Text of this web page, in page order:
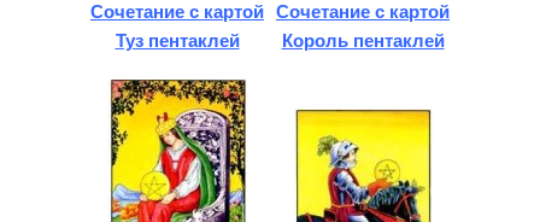
Сочетание с картой
Туз пентаклей
Сочетание с картой
Король пентаклей